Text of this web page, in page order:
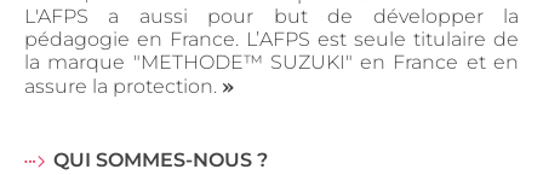
L'AFPS a aussi pour but de développer la
pédagogie en France. L’AFPS est seule titulaire de
la marque "METHODE™ SUZUKI" en France et en
assure la protection. »
QUI SOMMES-NOUS ?